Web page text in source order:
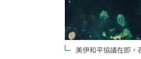
美伊和平協議在即，